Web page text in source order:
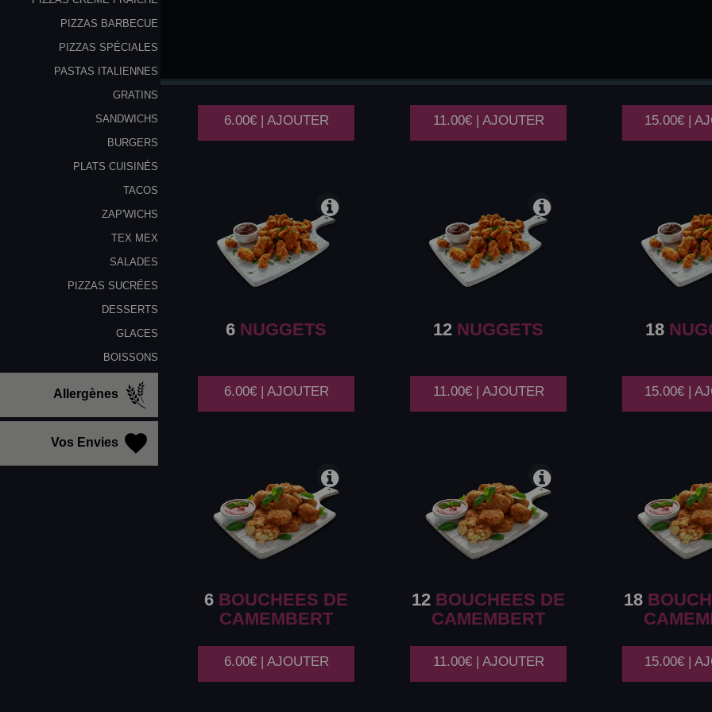
PIZZAS BARBECUE
PIZZAS SPÉCIALES
PASTAS ITALIENNES
GRATINS
SANDWICHS
BURGERS
PLATS CUISINÉS
TACOS
ZAP'WICHS
TEX MEX
SALADES
PIZZAS SUCRÉES
DESSERTS
GLACES
BOISSONS
Allergènes
Vos Envies
WINGS
6.00€ | AJOUTER
WINGS
11.00€ | AJOUTER 15.00€ |
6 NUGGETS
6.00€ | AJOUTER
12 NUGGETS
11.00€ | AJOUTER
18
15.00€ |
6 BOUCHEES DE
CAMEMBERT
6.00€ | AJOUTER
12 BOUCHEES DE
CAMEMBERT
11.00€ | AJOUTER
18
15.00€ |